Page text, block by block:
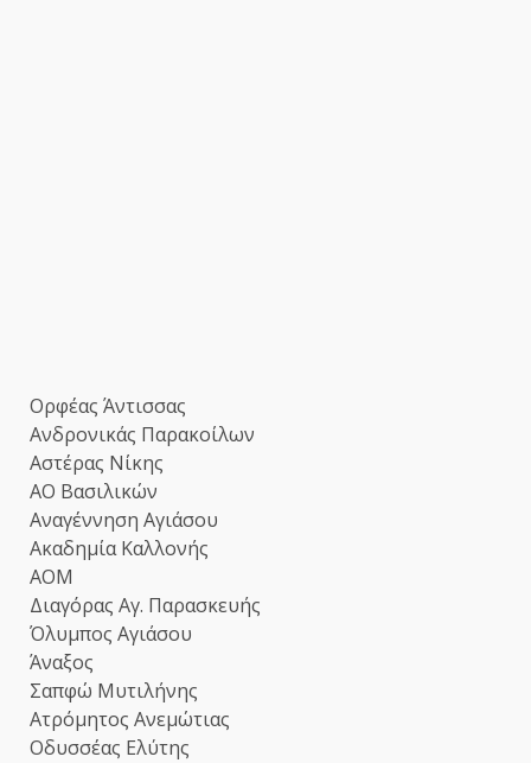
Ορφέας Άντισσας
Ανδρονικάς Παρακοίλων
Αστέρας Νίκης
ΑΟ Βασιλικών
Αναγέννηση Αγιάσου
Ακαδημία Καλλονής
ΑΟΜ
Διαγόρας Αγ. Παρασκευής
Όλυμπος Αγιάσου
Άναξος
Σαπφώ Μυτιλήνης
Ατρόμητος Ανεμώτιας
Οδυσσέας Ελύτης